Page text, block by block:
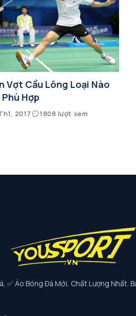
Vợt Cầu Lông Loại Nào
Hợp
2017 1808 lượt xem
✅ Áo Bóng Đá Mới, Chất Lượng